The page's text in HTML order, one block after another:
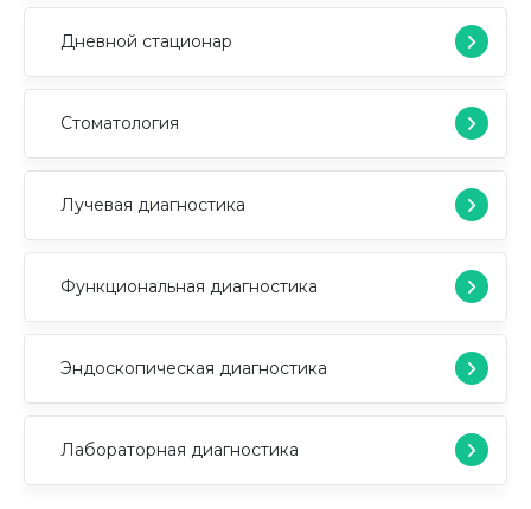
Дневной стационар
Стоматология
Лучевая диагностика
Функциональная диагностика
Эндоскопическая диагностика
Лабораторная диагностика